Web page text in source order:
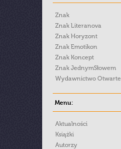
Znak
Znak Literanova
Znak Horyzont
Znak Emotikon
Znak Koncept
Znak JednymSłowem
Wydawnictwo Otwarte
Menu:
Aktualności
Książki
Autorzy